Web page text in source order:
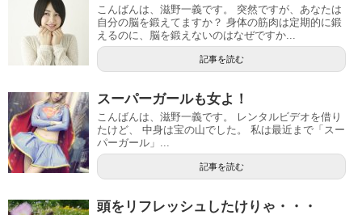
こんばんは、滋野一義です。 突然ですが、あなたは
自分の脳を鍛えてますか？ 身体の筋肉は定期的に鍛
えるのに、脳を鍛えないのはなぜですか...
記事を読む
スーパーガールも女よ！
こんばんは、滋野一義です。 レンタルビデオを借り
たけど、 中身は宝の山でした。 私は最近まで「スー
パーガール」...
記事を読む
頭をリフレッシュしたけりゃ・・・